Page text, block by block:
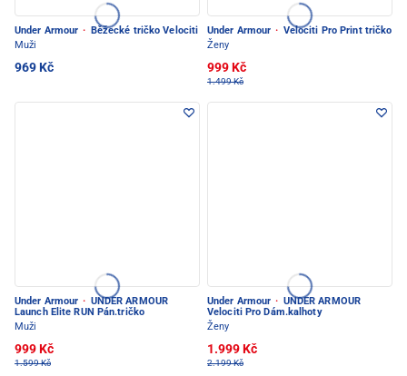
Under Armour ·
Běžecké tričko Velociti
Muži
969 Kč
Under Armour · Velociti Pro Print tričko
Ženy
999 Kč
1.499 Kč
Under Armour · UNDER ARMOUR
Launch Elite RUN Pán.tričko
Muži
999 Kč
1.599 Kč
Under Armour · UNDER ARMOUR
Velociti Pro Dám.kalhoty
Ženy
1.999 Kč
2.199 Kč